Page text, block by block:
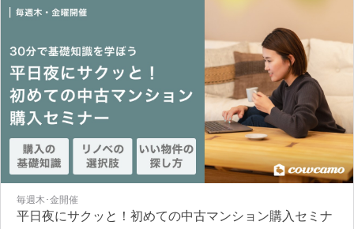
毎週木･金開催
平日夜にサクッと！初めての中古マンション購入セミナ